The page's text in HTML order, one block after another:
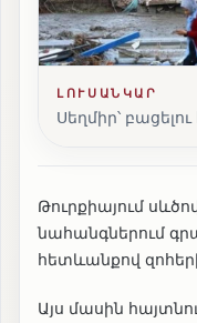
ԼՈՒՍԱՆԿԱՐ
Սեղմիր՝
Թուրքիայում
նահանգներում
հետևանքով
Այս մասին